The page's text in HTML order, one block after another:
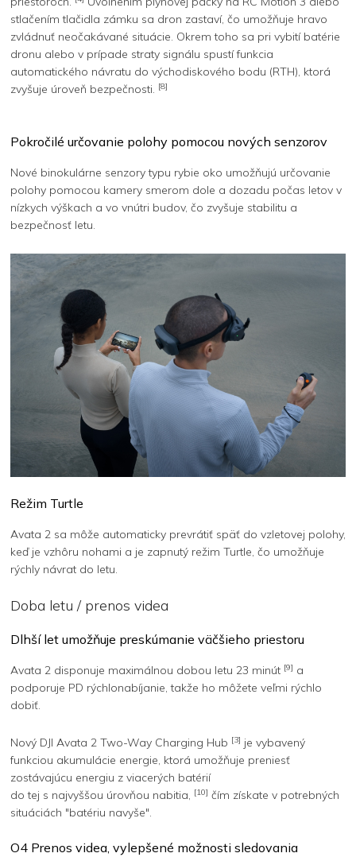
stlačením tlačidla zámku sa dron zastaví, čo umožňuje hravo
zvládnuť neočakávané situácie. Okrem toho sa pri vybití batérie
dronu alebo v prípade straty signálu spustí funkcia
automatického návratu do východiskového bodu (RTH), ktorá
zvyšuje úroveň bezpečnosti. [8]
Pokročilé určovanie polohy pomocou nových senzorov
Nové binokulárne senzory typu rybie oko umožňujú určovanie
polohy pomocou kamery smerom dole a dozadu počas letov v
nízkych výškach a vo vnútri budov, čo zvyšuje stabilitu a
bezpečnosť letu.
Režim Turtle
Avata 2 sa môže automaticky prevrátiť späť do vzletovej polohy,
keď je vzhôru nohami a je zapnutý režim Turtle, čo umožňuje
rýchly návrat do letu.
Doba letu / prenos videa
Dlhší let umožňuje preskúmanie väčšieho priestoru
Avata 2 disponuje maximálnou dobou letu 23 minút [9] a
podporuje PD rýchlonabíjanie, takže ho môžete veľmi rýchlo
dobiť.
Nový DJI Avata 2 Two-Way Charging Hub [3] je vybavený
funkciou akumulácie energie, ktorá umožňuje preniesť
zostávajúcu energiu z viacerých batérií
do tej s najvyššou úrovňou nabitia, [10] čím získate v potrebných
situáciách "batériu navyše".
O4 Prenos videa, vylepšené možnosti sledovania